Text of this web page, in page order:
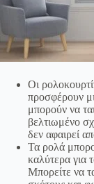
Οι
προσφέρουν
μπορούν να
βελτιωμένο
δεν αφαιρεί
Τα ρολά
καλύτερα για
Μπορείτε να